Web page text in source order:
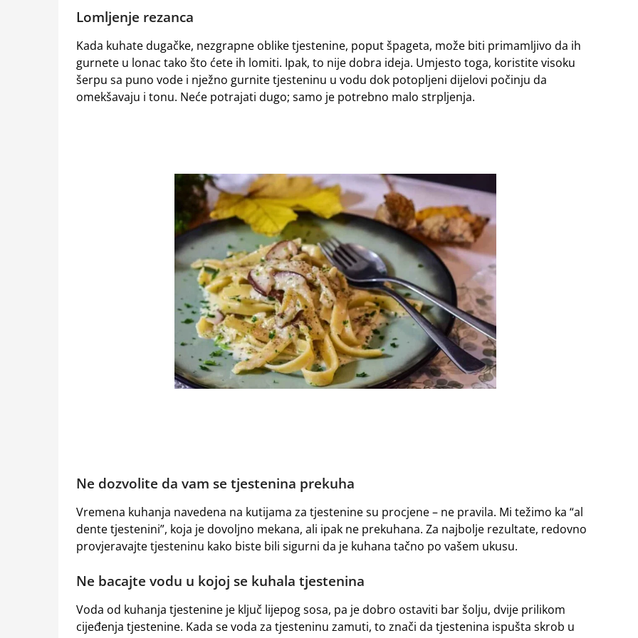
Lomljenje rezanca
Kada kuhate dugačke, nezgrapne oblike tjestenine, poput špageta, može biti primamljivo da ih
gurnete u lonac tako što ćete ih lomiti. Ipak, to nije dobra ideja. Umjesto toga, koristite visoku
šerpu sa puno vode i nježno gurnite tjesteninu u vodu dok potopljeni dijelovi počinju da
omekšavaju i tonu. Neće potrajati dugo; samo je potrebno malo strpljenja.
Ne dozvolite da vam se tjestenina prekuha
Vremena kuhanja navedena na kutijama za tjestenine su procjene – ne pravila. Mi težimo ka “al
dente tjestenini”, koja je dovoljno mekana, ali ipak ne prekuhana. Za najbolje rezultate, redovno
provjeravajte tjesteninu kako biste bili sigurni da je kuhana tačno po vašem ukusu.
Ne bacajte vodu u kojoj se kuhala tjestenina
Voda od kuhanja tjestenine je ključ lijepog sosa, pa je dobro ostaviti bar šolju, dvije prilikom
cijeđenja tjestenine. Kada se voda za tjesteninu zamuti, to znači da tjestenina ispušta skrob u